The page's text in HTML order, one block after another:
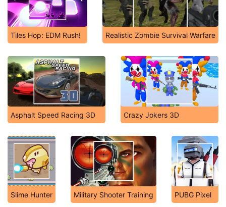
Tiles Hop: EDM Rush! Realistic Zombie Survival Warfare
Asphalt Speed Racing 3D Crazy Jokers 3D
Slime Hunter Military Shooter Training PUBG Pixel